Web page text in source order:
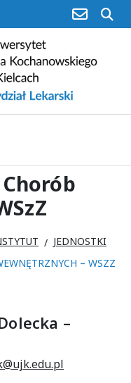
poczta
JEDNOSTKI
– WSZZ
–